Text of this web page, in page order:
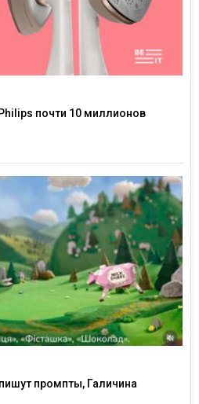
почти 10 миллионов
промпты, Галичина